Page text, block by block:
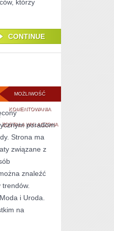
którzy
CONTINUE
MOŻLIWOŚĆ
KOMENTOWANIAKOSMETYKI
POD
LUPĄ
ZOSTAŁA WYŁĄCZONA
poradom
Strona ma
związane z
znaleźć
i Uroda.
na